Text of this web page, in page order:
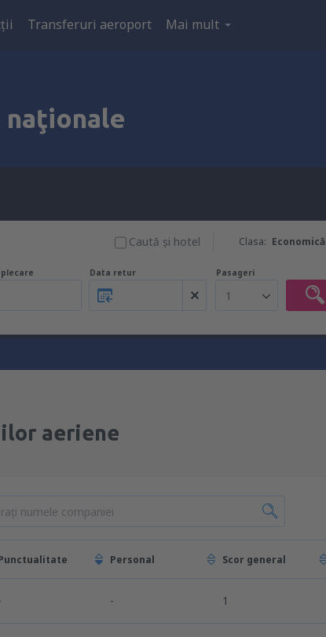
Transferuri aeroport Mai mult
naţionale
Clasa: Economică
Caută şi hotel
Data retur Pasageri
1
aeriene
Personal Scor general
- 1